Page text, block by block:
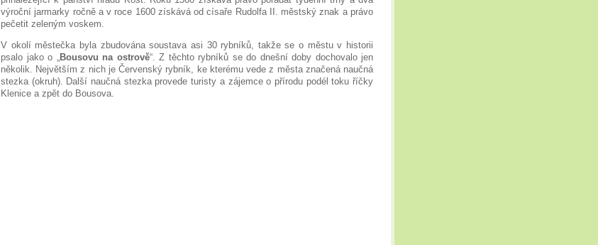
výroční jarmarky ročně a v roce 1600 získává od císaře Rudolfa II. městský znak a právo
pečetit zeleným voskem.
V okolí městečka byla zbudována soustava asi 30 rybníků, takže se o městu v historii
psalo jako o „ Bousovu na ostrově“. Z těchto rybníků se do dnešní doby dochovalo jen
několik. Největším z nich je Červenský rybník, ke kterému vede z města značená naučná
stezka (okruh). Další naučná stezka provede turisty a zájemce o přírodu podél toku říčky
Klenice a zpět do Bousova.